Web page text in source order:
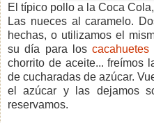
El típico pollo a la Coca
Las nueces al caramelo.
hechas, o utilizamos el
su día para los cacahuetes
chorrito de aceite... freímos
de cucharadas de azúcar.
el azúcar y las dejamos
reservamos.